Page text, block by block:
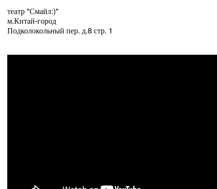
театр "Смайл:)"
м.Китай-город
Подколокольный пер. д.8 стр. 1